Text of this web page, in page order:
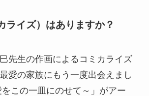
ライズ）はありますか？
先生の作画によるコミカライズ
愛の家族にもう一度出会えまし
この一皿にのせて～」がアー